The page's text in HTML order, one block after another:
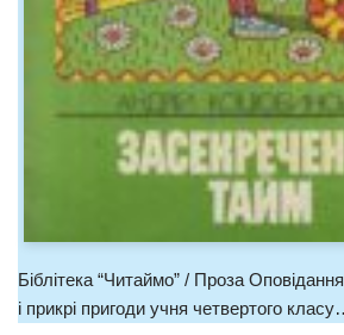
Біблітека “Читаймо” / Проза
і прикрі пригоди учня четвертого